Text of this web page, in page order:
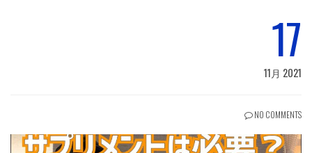
17
11月 2021
NO COMMENTS